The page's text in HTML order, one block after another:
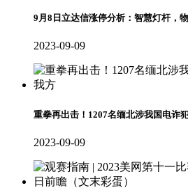
9月8日立达信涨停分析：智慧灯杆，
2023-09-09
重拳再出击！1207名缅北涉我国电诈
2023-09-09